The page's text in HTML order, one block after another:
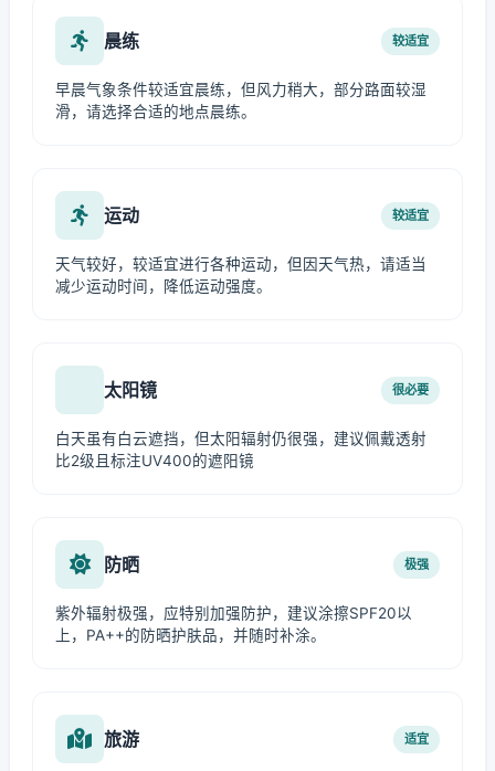
晨练 较适宜
早晨气象条件较适宜晨练，但风力稍大，部分路面较湿
滑，请选择合适的地点晨练。
运动 较适宜
天气较好，较适宜进行各种运动，但因天气热，请适当
减少运动时间，降低运动强度。
太阳镜 很必要
白天虽有白云遮挡，但太阳辐射仍很强，建议佩戴透射
比2级且标注UV400的遮阳镜
防晒 极强
紫外辐射极强，应特别加强防护，建议涂擦SPF20以
上，PA++的防晒护肤品，并随时补涂。
旅游 适宜